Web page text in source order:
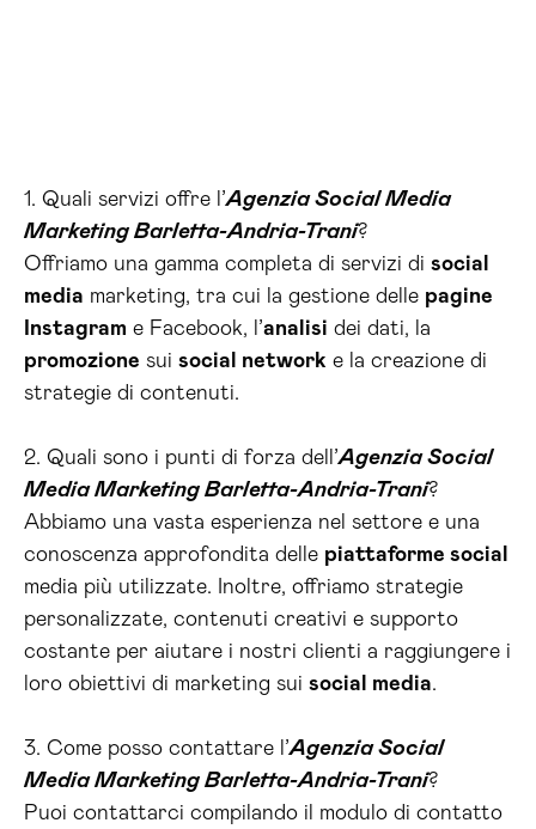
1. Quali servizi offre l’Agenzia Social Media
Marketing Barletta-Andria-Trani?
Offriamo una gamma completa di servizi di social
media marketing, tra cui la gestione delle pagine
Instagram e Facebook, l’analisi dei dati, la
promozione sui social network e la creazione di
strategie di contenuti.
2. Quali sono i punti di forza dell’Agenzia Social
Media Marketing Barletta-Andria-Trani?
Abbiamo una vasta esperienza nel settore e una
conoscenza approfondita delle piattaforme social
media più utilizzate. Inoltre, offriamo strategie
personalizzate, contenuti creativi e supporto
costante per aiutare i nostri clienti a raggiungere i
loro obiettivi di marketing sui social media.
3. Come posso contattare l’Agenzia Social
Media Marketing Barletta-Andria-Trani?
Puoi contattarci compilando il modulo di contatto